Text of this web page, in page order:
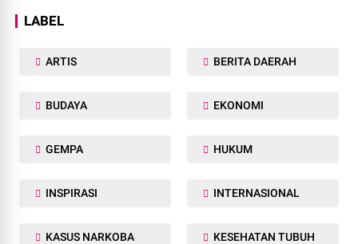
LABEL
ARTIS BERITA DAERAH
BUDAYA EKONOMI
GEMPA HUKUM
INSPIRASI INTERNASIONAL
KASUS NARKOBA KESEHATAN TUBUH